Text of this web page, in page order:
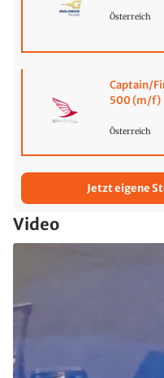
Österreich
Captain/
500 (m/f)
Österreich
Jetzt eigene
Video